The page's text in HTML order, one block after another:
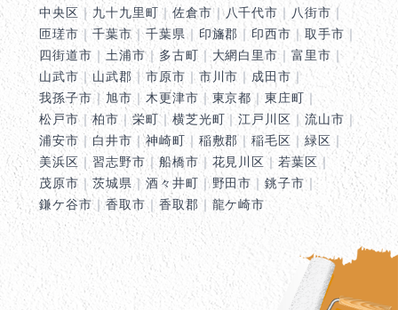
中央区 ｜ 九十九里町 ｜ 佐倉市｜八千代市 ｜ 八街市 ｜
匝瑳市 ｜千葉市 ｜千葉県 ｜ 印旛郡 ｜ 印西市 ｜取手市 ｜
四街道市 ｜ 土浦市｜ 多古町 ｜大網白里市｜富里市 ｜
山武市｜山武郡 ｜市原市 ｜ 市川市 ｜ 成田市 ｜
我孫子市｜旭市｜ 木更津市 ｜東京都｜東庄町 ｜
松戸市｜柏市｜栄町｜ 横芝光町｜江戸川区 ｜流山市 ｜
浦安市 ｜白井市 ｜神崎町｜ 稲敷郡｜稲毛区 ｜緑区 ｜
美浜区 ｜ 習志野市｜船橋市 ｜ 花見川区 ｜若葉区 ｜
茂原市 ｜ 茨城県｜酒々井町 ｜ 野田市 ｜銚子市｜
鎌ケ谷市｜香取市｜ 香取郡｜ 龍ケ崎市